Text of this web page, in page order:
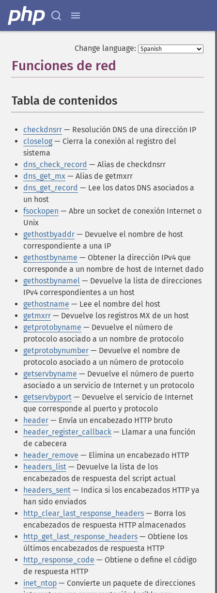
Change language:
Funciones de red
Tabla de contenidos
checkdnsrr — Resolución DNS de una dirección IP
closelog — Cierra la conexión al registro del
sistema
dns_check_record — Alias de checkdnsrr
dns_get_mx — Alias de getmxrr
dns_get_record — Lee los datos DNS asociados a
un host
fsockopen — Abre un socket de conexión Internet o
Unix
gethostbyaddr — Devuelve el nombre de host
correspondiente a una IP
gethostbyname — Obtener la dirección IPv4 que
corresponde a un nombre de host de Internet dado
gethostbynamel — Devuelve la lista de direcciones
IPv4 correspondientes a un host
gethostname — Lee el nombre del host
getmxrr — Devuelve los registros MX de un host
getprotobyname — Devuelve el número de
protocolo asociado a un nombre de protocolo
getprotobynumber — Devuelve el nombre de
protocolo asociado a un número de protocolo
getservbyname — Devuelve el número de puerto
asociado a un servicio de Internet y un protocolo
getservbyport — Devuelve el servicio de Internet
que corresponde al puerto y protocolo
header — Envía un encabezado HTTP bruto
header_register_callback — Llamar a una función
de cabecera
header_remove — Elimina un encabezado HTTP
headers_list — Devuelve la lista de los
encabezados de respuesta del script actual
headers_sent — Indica si los encabezados HTTP ya
han sido enviados
http_clear_last_response_headers — Borra los
encabezados de respuesta HTTP almacenados
http_get_last_response_headers — Obtiene los
últimos encabezados de respuesta HTTP
http_response_code — Obtiene o define el código
de respuesta HTTP
inet_ntop — Convierte un paquete de direcciones